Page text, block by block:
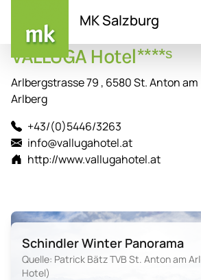
Inhalt
MK Salzburg
VALLUGA Hotel****ˢ
Arlbergstrasse 79 , 6580 St. Anton am
Arlberg
+43/(0)5446/3263
info@vallugahotel.at
http://www.vallugahotel.at
Schindler Winter Panorama
Quelle: Patrick Bätz TVB St. Anton am
Hotel)